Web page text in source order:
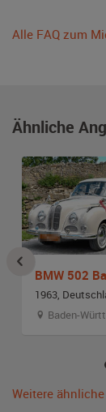
Alle FAQ zum
Ähnliche
1963,
Baden-
Weitere